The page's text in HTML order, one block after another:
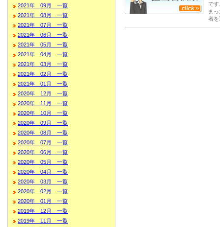
2021年 09月 一覧
2021年 08月 一覧
2021年 07月 一覧
2021年 06月 一覧
2021年 05月 一覧
2021年 04月 一覧
2021年 03月 一覧
2021年 02月 一覧
2021年 01月 一覧
2020年 12月 一覧
2020年 11月 一覧
2020年 10月 一覧
2020年 09月 一覧
2020年 08月 一覧
2020年 07月 一覧
2020年 06月 一覧
2020年 05月 一覧
2020年 04月 一覧
2020年 03月 一覧
2020年 02月 一覧
2020年 01月 一覧
2019年 12月 一覧
2019年 11月 一覧
です
ま
者を